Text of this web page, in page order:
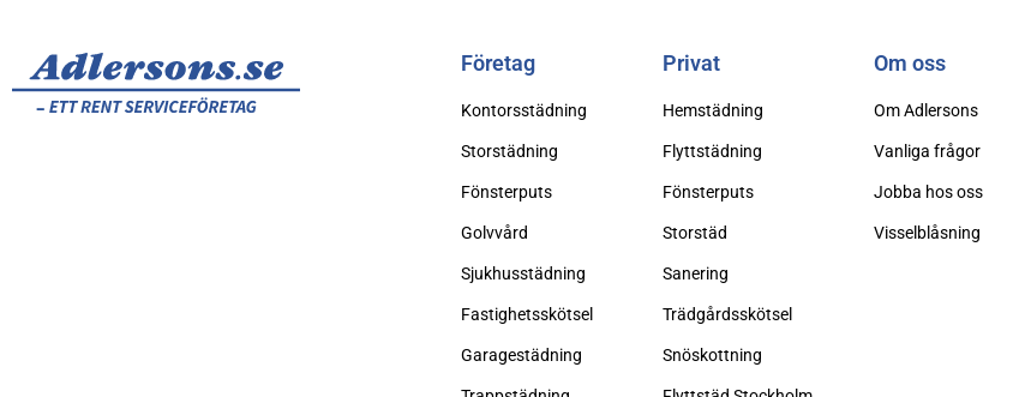
Företag
Kontorsstädning
Storstädning
Fönsterputs
Golvvård
Sjukhusstädning
Fastighetsskötsel
Garagestädning
Privat
Hemstädning
Flyttstädning
Fönsterputs
Storstäd
Sanering
Trädgårdsskötsel
Snöskottning
Om oss
Om Adlersons
Vanliga frågor
Jobba hos oss
Visselblåsning